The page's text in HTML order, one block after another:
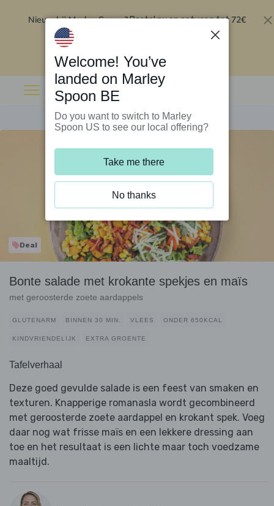
Nieuw bij Marley Spoon?Bestel nu en ontvang tot 72€
Deal
Bonte salade met krokante spekjes en maïs
met geroosterde zoete aardappels
GLUTENARM BINNEN 30 MIN. VLEES ONDER 650KCAL
KINDVRIENDELIJK EXTRA GROENTE
Tafelverhaal
Deze goed gevulde salade is een feest van smaken en
texturen. Knapperige romanasla wordt gecombineerd
met geroosterde zoete aardappel en krokant spek. Voeg
daar nog wat frisse maïs en een lekkere dressing aan
toe en het resultaat is een lichte maar toch voedzame
maaltijd.
Welcome! You’ve
landed on Marley
Spoon BE
Do you want to switch to Marley
Spoon US to see our local offering?
Take me there
No thanks